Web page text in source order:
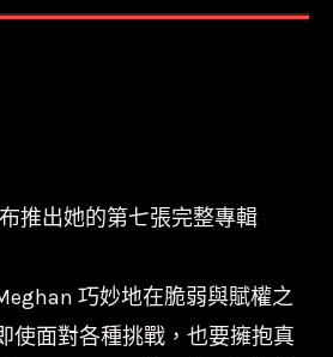
推出她的第七張完整專輯
巧妙地在脆弱與賦權之
使面對各種挑戰，也要擁抱真